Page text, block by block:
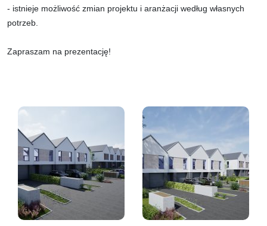
- istnieje możliwość zmian projektu i aranżacji według własnych
potrzeb.
Zapraszam na prezentację!